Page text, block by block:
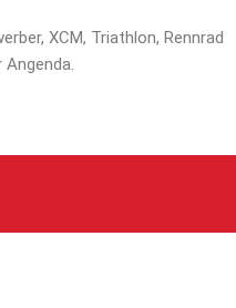
XCM, Triathlon, Rennrad